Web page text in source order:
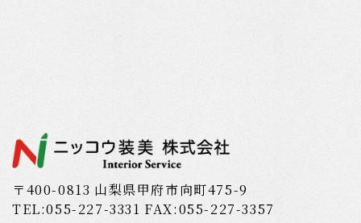
〒400-0813 山梨県甲府市向町475-9
TEL:055-227-3331 FAX:055-227-3357